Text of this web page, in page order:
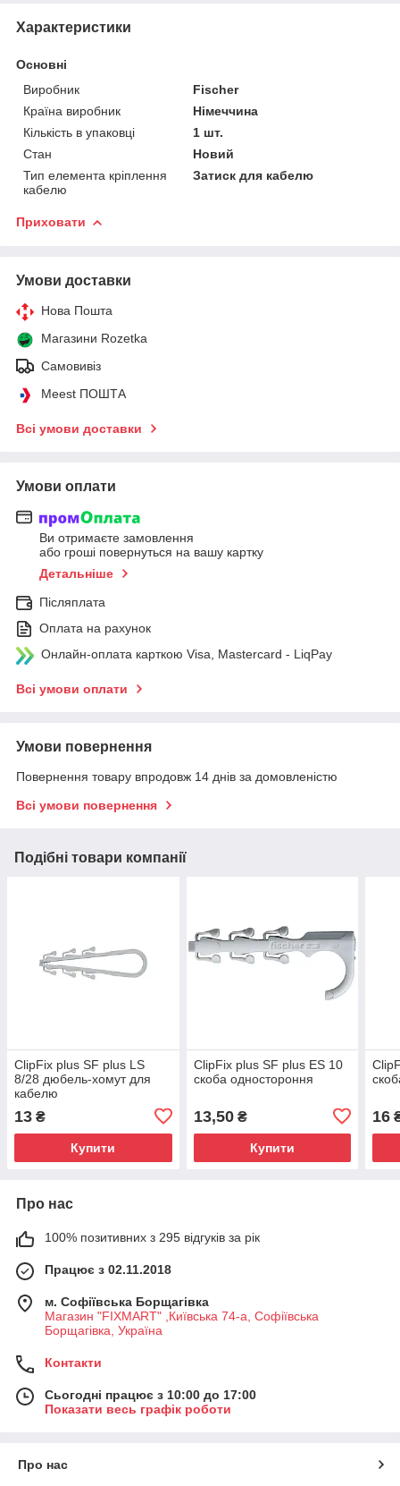
Характеристики
Основні
Виробник
Fischer
Країна виробник
Німеччина
Кількість в упаковці
1 шт.
Стан
Новий
Тип елемента кріплення
кабелю
Затиск для кабелю
Приховати
Умови доставки
Нова Пошта
Магазини Rozetka
Самовивіз
Meest ПОШТА
Всі умови доставки
Умови оплати
Ви отримаєте замовлення
або гроші повернуться на вашу картку
Детальніше
Післяплата
Оплата на рахунок
Онлайн-оплата карткою Visa, Mastercard - LiqPay
Всі умови оплати
Умови повернення
Повернення товару впродовж 14 днів за домовленістю
Всі умови повернення
Подібні товари компанії
ClipFix plus SF plus LS
8/28 дюбель-хомут для
кабелю
13 ₴
Купити
ClipFix plus SF plus ES 10
скоба одностороння
13,50₴
Купити
16
Про нас
100% позитивних з 295 відгуків за рік
Працює з 02.11.2018
м. Софіївська Борщагівка
Магазин "FIXMART" ,Київська 74-a, Софіївська
Борщагівка, Україна
Контакти
Сьогодні працює з 10:00 до 17:00
Показати весь графік роботи
Про нас